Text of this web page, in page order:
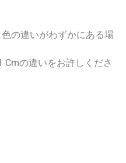
の違いがわずかにある場
の違いをお許しくださ